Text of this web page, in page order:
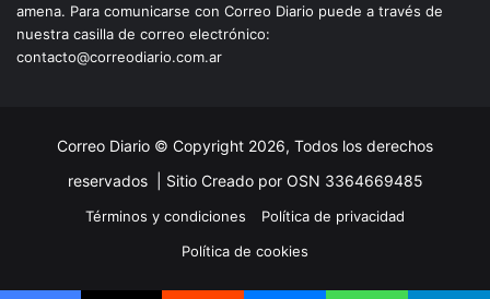
amena. Para comunicarse con Correo Diario puede a través de
nuestra casilla de correo electrónico:
contacto@correodiario.com.ar
Correo Diario © Copyright 2026, Todos los derechos
reservados | Sitio Creado por OSN 3364669485
Términos y condiciones
Política de privacidad
Política de cookies